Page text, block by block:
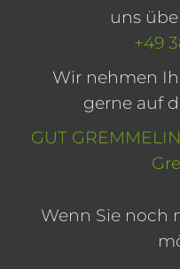
uns
+49
Wir nehmen
gerne auf
GUT
Wenn Sie noch